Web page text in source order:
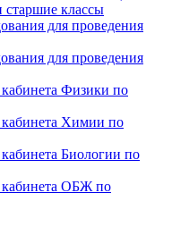
классы
для проведения
для проведения
Физики по
Химии по
Биологии по
кабинета ОБЖ по